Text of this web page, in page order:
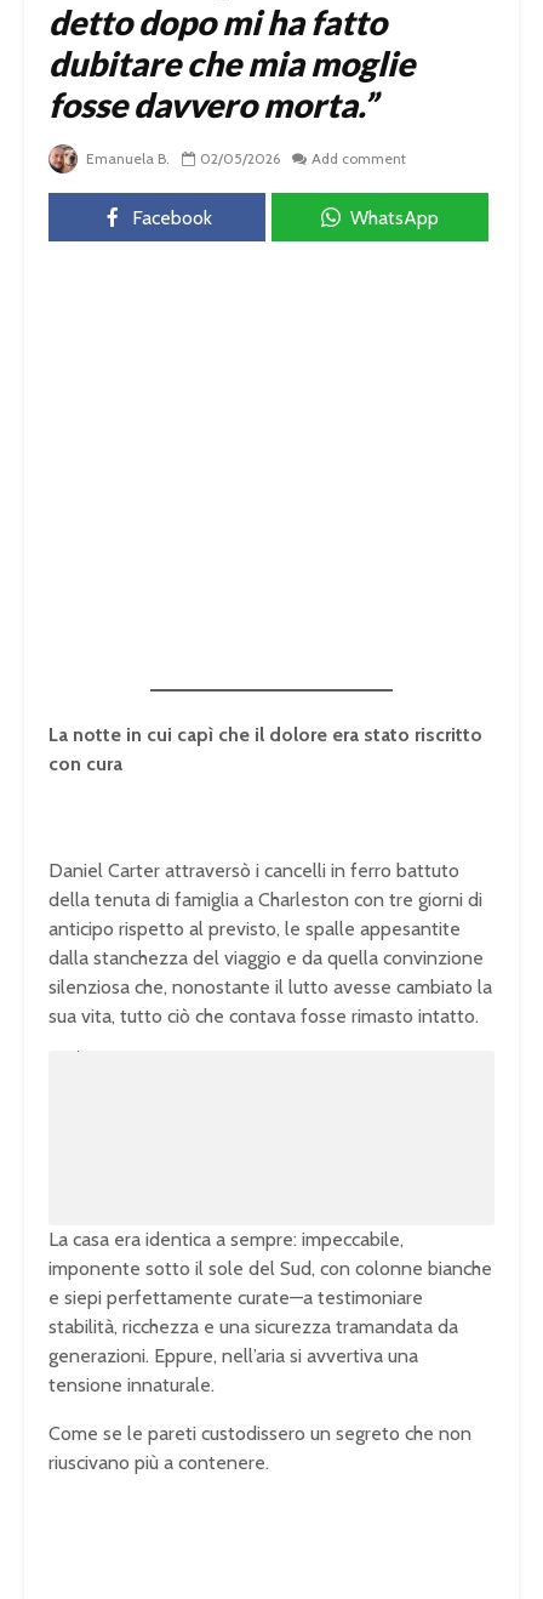
detto dopo mi ha fatto
dubitare che mia moglie
fosse davvero morta.”
Emanuela B. 02/05/2026 Add comment
Facebook WhatsApp
La notte in cui capì che il dolore era stato riscritto
con cura
Daniel Carter attraversò i cancelli in ferro battuto
della tenuta di famiglia a Charleston con tre giorni di
anticipo rispetto al previsto, le spalle appesantite
dalla stanchezza del viaggio e da quella convinzione
silenziosa che, nonostante il lutto avesse cambiato la
sua vita, tutto ciò che contava fosse rimasto intatto.
La casa era identica a sempre: impeccabile,
imponente sotto il sole del Sud, con colonne bianche
e siepi perfettamente curate—a testimoniare
stabilità, ricchezza e una sicurezza tramandata da
generazioni. Eppure, nell’aria si avvertiva una
tensione innaturale.
Come se le pareti custodissero un segreto che non
riuscivano più a contenere.